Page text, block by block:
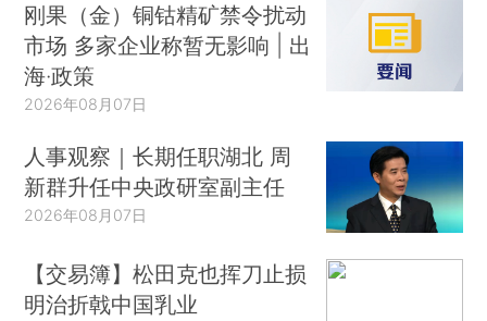
刚果（金）铜钴精矿禁令扰动
市场 多家企业称暂无影响 | 出
海·政策
2026年08月07日
人事观察｜长期任职湖北 周
新群升任中央政研室副主任
2026年08月07日
【交易簿】松田克也挥刀止损
明治折戟中国乳业